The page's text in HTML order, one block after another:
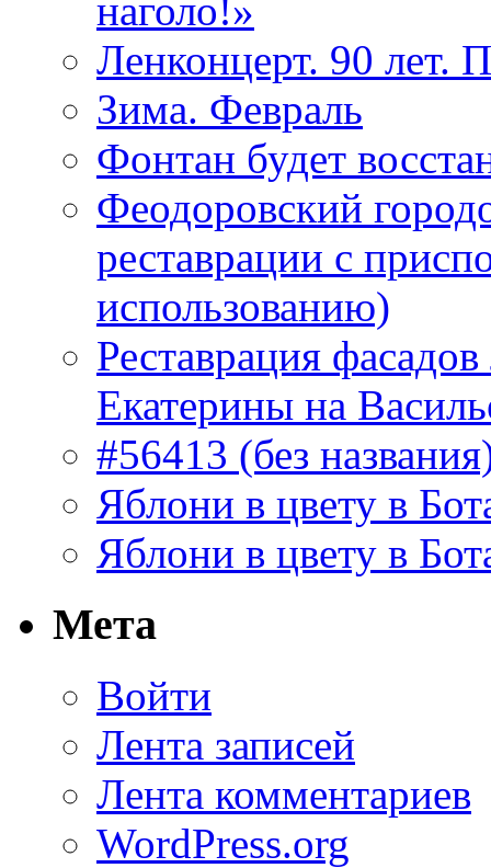
наголо!»
Ленконцерт. 90 лет.
Зима. Февраль
Фонтан будет
Феодоровский
реставрации с
использованию)
Реставрация
Екатерины на
#56413 (без
Яблони в цвету в
Яблони в цвету в
Мета
Войти
Лента записей
Лента комментариев
WordPress.org